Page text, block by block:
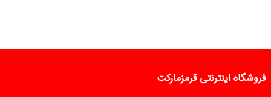
فروشگاه اینترنتی قرمزمارکت